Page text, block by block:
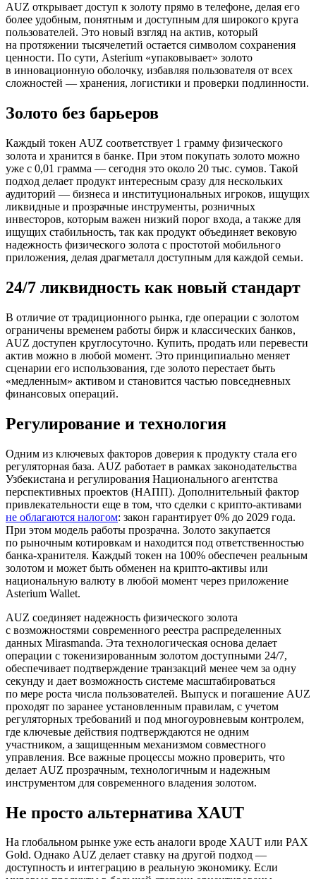
AUZ открывает доступ к золоту прямо в телефоне, делая его
более удобным, понятным и доступным для широкого круга
пользователей. Это новый взгляд на актив, который
на протяжении тысячелетий остается символом сохранения
ценности. По сути, Asterium «упаковывает» золото
в инновационную оболочку, избавляя пользователя от всех
сложностей — хранения, логистики и проверки подлинности.
Золото без барьеров
Каждый токен AUZ соответствует 1 грамму физического
золота и хранится в банке. При этом покупать золото можно
уже с 0,01 грамма — сегодня это около 20 тыс. сумов. Такой
подход делает продукт интересным сразу для нескольких
аудиторий — бизнеса и институциональных игроков, ищущих
ликвидные и прозрачные инструменты, розничных
инвесторов, которым важен низкий порог входа, а также для
ищущих стабильность, так как продукт объединяет вековую
надежность физического золота с простотой мобильного
приложения, делая драгметалл доступным для каждой семьи.
24/7 ликвидность как новый стандарт
В отличие от традиционного рынка, где операции с золотом
ограничены временем работы бирж и классических банков,
AUZ доступен круглосуточно. Купить, продать или перевести
актив можно в любой момент. Это принципиально меняет
сценарии его использования, где золото перестает быть
«медленным» активом и становится частью повседневных
финансовых операций.
Регулирование и технология
Одним из ключевых факторов доверия к продукту стала его
регуляторная база. AUZ работает в рамках законодательства
Узбекистана и регулирования Национального агентства
перспективных проектов (НАПП). Дополнительный фактор
привлекательности еще в том, что сделки с крипто-активами
не облагаются налогом: закон гарантирует 0% до 2029 года.
При этом модель работы прозрачна. Золото закупается
по рыночным котировкам и находится под ответственностью
банка-хранителя. Каждый токен на 100% обеспечен реальным
золотом и может быть обменен на крипто-активы или
национальную валюту в любой момент через приложение
Asterium Wallet.
AUZ соединяет надежность физического золота
с возможностями современного реестра распределенных
данных Mirasmanda. Эта технологическая основа делает
операции с токенизированным золотом доступными 24/7,
обеспечивает подтверждение транзакций менее чем за одну
секунду и дает возможность системе масштабироваться
по мере роста числа пользователей. Выпуск и погашение AUZ
проходят по заранее установленным правилам, с учетом
регуляторных требований и под многоуровневым контролем,
где ключевые действия подтверждаются не одним
участником, а защищенным механизмом совместного
управления. Все важные процессы можно проверить, что
делает AUZ прозрачным, технологичным и надежным
инструментом для современного владения золотом.
Не просто альтернатива XAUT
На глобальном рынке уже есть аналоги вроде XAUT или PAX
Gold. Однако AUZ делает ставку на другой подход —
доступность и интеграцию в реальную экономику. Если